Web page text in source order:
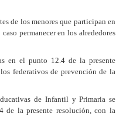
de los menores que participan en
permanecer en los alrededores
en el punto 12.4 de la presente
federativos de prevención de la
de Infantil y Primaria se
de la presente resolución, con la